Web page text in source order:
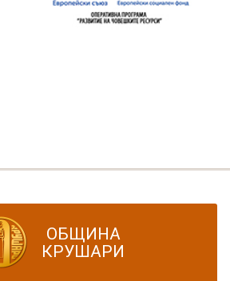
ОБЩИНА
КРУШАРИ